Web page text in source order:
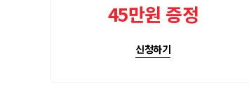
45만원 증정
신청하기